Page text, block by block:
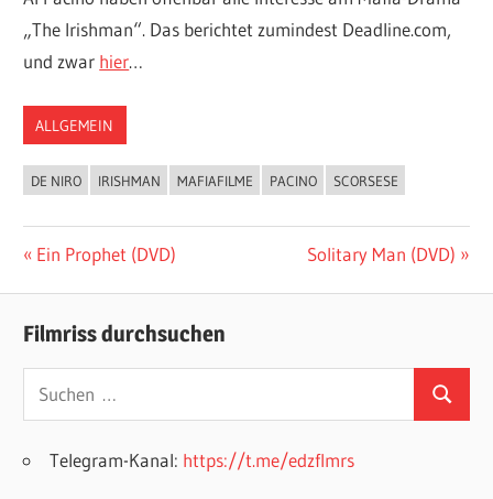
„The Irishman“. Das berichtet zumindest Deadline.com,
und zwar hier…
ALLGEMEIN
DE NIRO IRISHMAN MAFIAFILME PACINO SCORSESE
Beitragsnavigation
Vorheriger
Ein Prophet (DVD)
Nächster
Solitary Man (DVD)
Filmriss durchsuchen
Suchen
nach:
Suchen
Telegram-Kanal: https://t.me/edzflmrs